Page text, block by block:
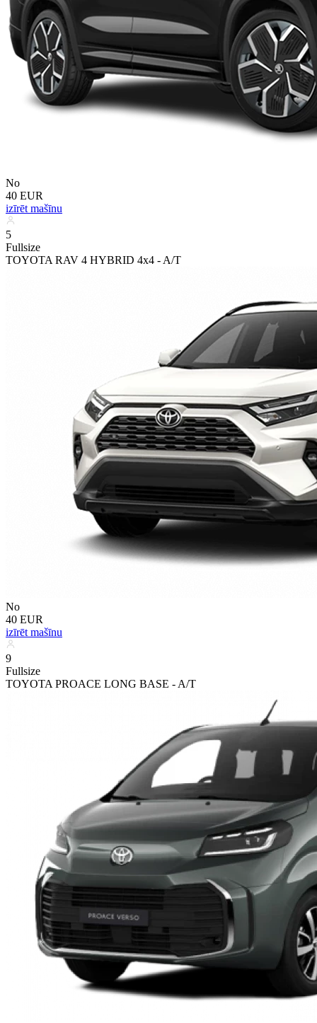
No
40 EUR
izīrēt mašīnu
5
Fullsize
TOYOTA RAV 4 HYBRID 4x4 - A/T
No
40 EUR
izīrēt mašīnu
9
Fullsize
TOYOTA PROACE LONG BASE - A/T